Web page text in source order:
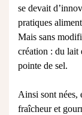
se devait
pratiques
Mais sans
création : du lait
pointe de sel.
Ainsi sont
fraîcheur et